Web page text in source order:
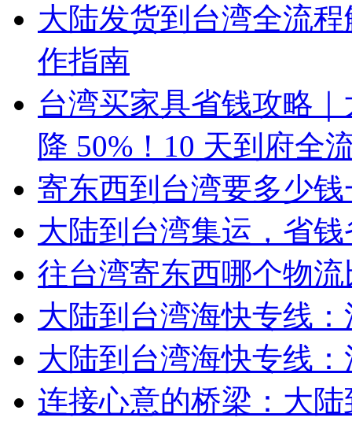
大陆发货到台湾全流
作指南
台湾买家具省钱攻略
降 50%！10 天到府全
寄东西到台湾要多少
大陆到台湾集运，省
往台湾寄东西哪个物
大陆到台湾海快专线
大陆到台湾海快专线
连接心意的桥梁：大